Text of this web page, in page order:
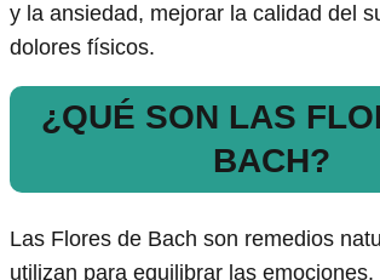
y la ansiedad, mejorar la calidad del
dolores físicos.
¿QUÉ SON LAS
BACH?
Las Flores de Bach son remedios
utilizan para equilibrar las